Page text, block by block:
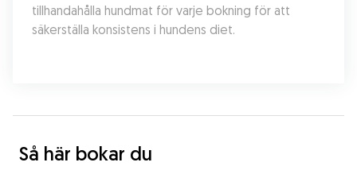
tillhandahålla hundmat för varje bokning för att
säkerställa konsistens i hundens diet.
Så här bokar du